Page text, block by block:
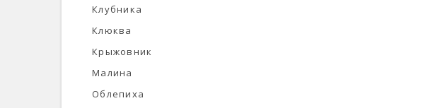
Клубника
Клюква
Крыжовник
Малина
Облепиха